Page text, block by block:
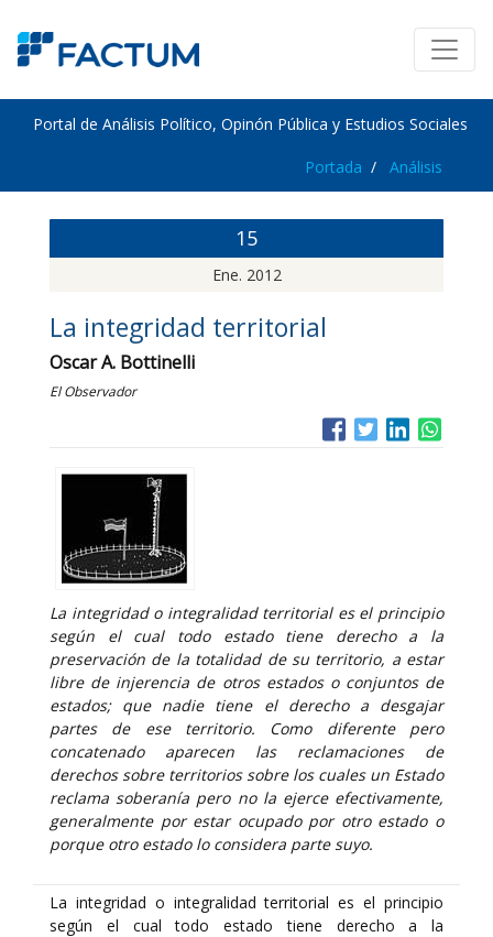
Portal de Análisis Político, Opinón Pública y Estudios Sociales
Portada Análisis
15
Ene. 2012
La integridad territorial
Oscar A. Bottinelli
El Observador
La integridad o integralidad territorial es el principio
según el cual todo estado tiene derecho a la
preservación de la totalidad de su territorio, a estar
libre de injerencia de otros estados o conjuntos de
estados; que nadie tiene el derecho a desgajar
partes de ese territorio. Como diferente pero
concatenado aparecen las reclamaciones de
derechos sobre territorios sobre los cuales un Estado
reclama soberanía pero no la ejerce efectivamente,
generalmente por estar ocupado por otro estado o
porque otro estado lo considera parte suyo.
La integridad o integralidad territorial es el principio
según el cual todo estado tiene derecho a la